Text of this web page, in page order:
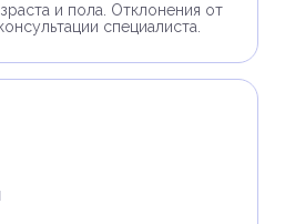
и пола. Отклонения от
специалиста.